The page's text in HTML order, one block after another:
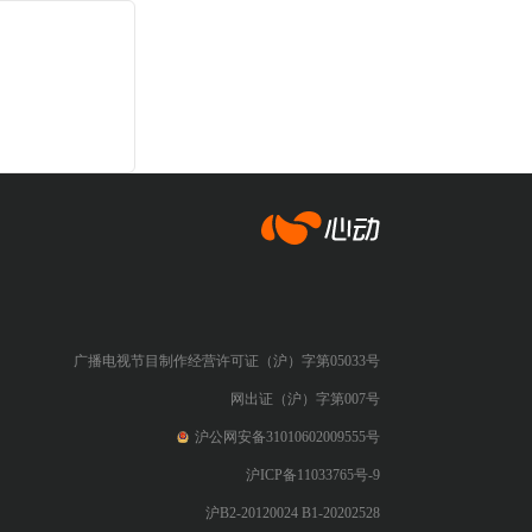
广播电视节目制作经营许可证（沪）字第05033号
网出证（沪）字第007号
沪公网安备31010602009555号
沪ICP备11033765号-9
沪B2-20120024 B1-20202528
心动网络